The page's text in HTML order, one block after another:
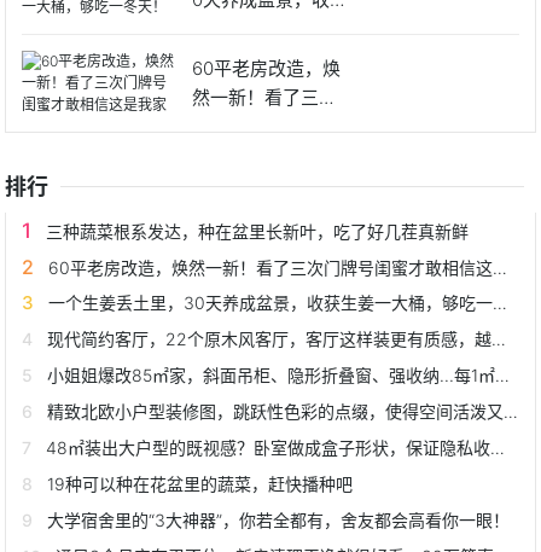
60平老房改造，焕
然一新！看了三次
门牌号
排行
三种蔬菜根系发达，种在盆里长新叶，吃了好几茬真新鲜
60平老房改造，焕然一新！看了三次门牌号闺蜜才敢相信这是我家
一个生姜丢土里，30天养成盆景，收获生姜一大桶，够吃一冬天！
现代简约客厅，22个原木风客厅，客厅这样装更有质感，越看越温馨
小姐姐爆改85㎡家，斜面吊柜、隐形折叠窗、强收纳...每1㎡是亮点
精致北欧小户型装修图，跳跃性色彩的点缀，使得空间活泼又和谐
48㎡装出大户型的既视感？卧室做成盒子形状，保证隐私收纳自如
19种可以种在花盆里的蔬菜，赶快播种吧
大学宿舍里的“3大神器”，你若全都有，舍友都会高看你一眼！